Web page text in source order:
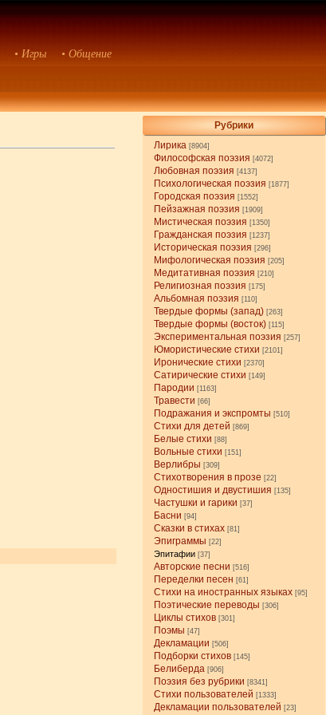
• Игры • Общение
Рубрики
Лирика [8904]
Философская поэзия [4072]
Любовная поэзия [4137]
Психологическая поэзия [1877]
Городская поэзия [1552]
Пейзажная поэзия [1909]
Мистическая поэзия [1350]
Гражданская поэзия [1237]
Историческая поэзия [296]
Мифологическая поэзия [205]
Медитативная поэзия [210]
Религиозная поэзия [175]
Альбомная поэзия [110]
Твердые формы (запад) [263]
Твердые формы (восток) [115]
Экспериментальная поэзия [257]
Юмористические стихи [2101]
Иронические стихи [2370]
Сатирические стихи [149]
Пародии [1163]
Травести [66]
Подражания и экспромты [510]
Стихи для детей [869]
Белые стихи [88]
Вольные стихи [151]
Верлибры [309]
Стихотворения в прозе [22]
Одностишия и двустишия [135]
Частушки и гарики [37]
Басни [94]
Сказки в стихах [81]
Эпиграммы [22]
Эпитафии [37]
Авторские песни [516]
Переделки песен [61]
Стихи на иностранных языках [95]
Поэтические переводы [306]
Циклы стихов [301]
Поэмы [47]
Декламации [506]
Подборки стихов [145]
Белиберда [906]
Поэзия без рубрики [8341]
Стихи пользователей [1333]
Декламации пользователей [23]